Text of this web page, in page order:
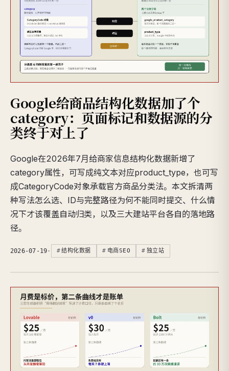
Google给商品结构化数据加了个
category：页面标记和数据源的分
类终于对上了
Google在2026年7月给商家信息结构化数据新增了
category属性，可写成纯文本对应product_type，也可写
成CategoryCode对象承载官方商品分类法。本文拆清两
种写法怎么选、ID与完整路径为何不能同时提交、什么情
况下才该覆盖自动归类，以及三大建站平台各自的落地路
径。
2026-07-19 · 结构化数据 电商SEO 独立站